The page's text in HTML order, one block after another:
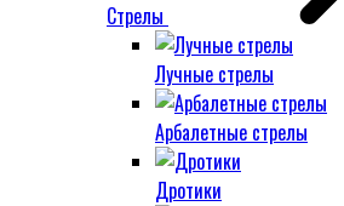
Стрелы
Лучные стрелы
Арбалетные стрелы
Дротики